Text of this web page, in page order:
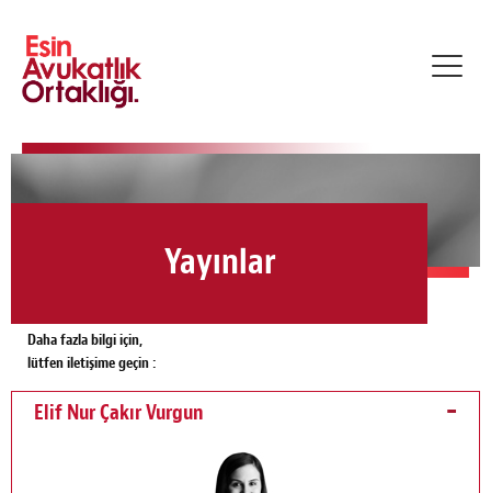
Yayınlar
Daha fazla bilgi için,
lütfen iletişime geçin :
Elif Nur Çakır Vurgun